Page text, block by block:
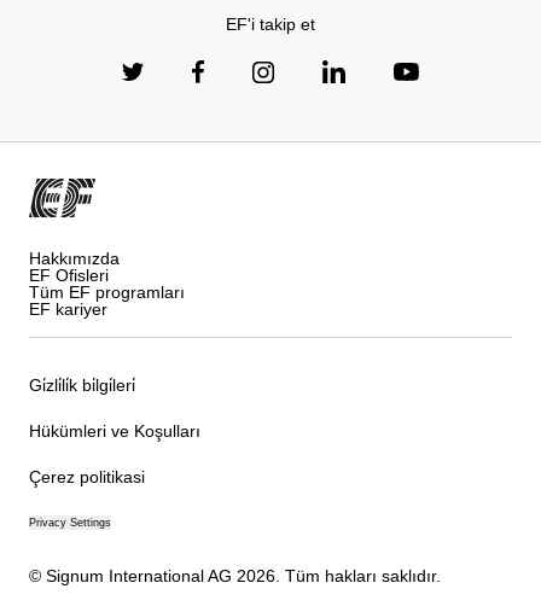
EF'i takip et
Hakkımızda
EF Ofisleri
Tüm EF programları
EF kariyer
Gi̇zli̇li̇k bi̇lgi̇leri̇
Hükümleri ve Koşulları
Çerez politikasi
Privacy Settings
© Signum International AG 2026. Tüm hakları saklıdır.